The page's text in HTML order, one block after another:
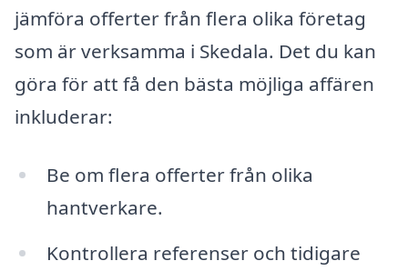
jämföra offerter från flera olika företag
som är verksamma i Skedala. Det du kan
göra för att få den bästa möjliga affären
inkluderar:
Be om flera offerter från olika
hantverkare.
Kontrollera referenser och tidigare